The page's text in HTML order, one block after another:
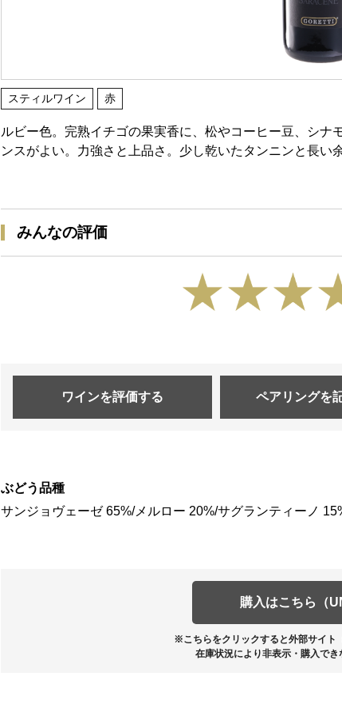
スティルワイン 赤
ルビー色。完熟イチゴの果実香に、松やコーヒー豆、シナ
ンスがよい。力強さと上品さ。少し乾いたタンニンと長い余
みんなの評価
ワインを評価する ペアリングを
ぶどう品種
サンジョヴェーゼ 65%/メルロー 20%/サグランティーノ
購入はこちら（
※こちらをクリックすると外部サイト
在庫状況により非表示・購入でき